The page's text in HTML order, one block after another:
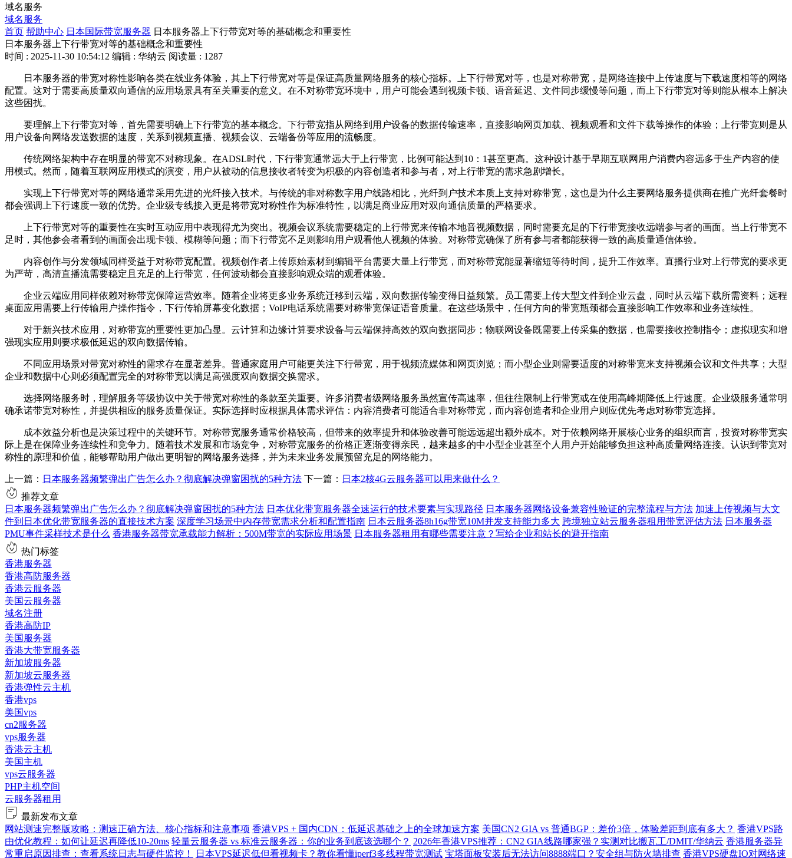
域名服务
域名服务
首页 帮助中心 日本国际带宽服务器 日本服务器上下行带宽对等的基础概念和重要性
日本服务器上下行带宽对等的基础概念和重要性
时间 : 2025-11-30 10:54:12 编辑 : 华纳云 阅读量 : 1287
日本服务器的带宽对称性影响各类在线业务体验，其上下行带宽对等是保证高质量网络服务的核心指标。上下行带宽对等，也是对称带宽，是网络连接中上传速度与下载速度相等的网络
配置。这对于需要高质量双向通信的应用场景具有至关重要的意义。在不对称带宽环境中，用户可能会遇到视频卡顿、语音延迟、文件同步缓慢等问题，而上下行带宽对等则能从根本上解决
这些困扰。
要理解上下行带宽对等，首先需要明确上下行带宽的基本概念。下行带宽指从网络到用户设备的数据传输速率，直接影响网页加载、视频观看和文件下载等操作的体验；上行带宽则是从
用户设备向网络发送数据的速度，关系到视频直播、视频会议、云端备份等应用的流畅度。
传统网络架构中存在明显的带宽不对称现象。在ADSL时代，下行带宽通常远大于上行带宽，比例可能达到 10 ： 1甚至更高。这种设计基于早期互联网用户消费内容远多于生产内容的使
用模式。然而，随着互联网应用模式的演变，用户从被动的信息接收者转变为积极的内容创造者和参与者，对上行带宽的需求急剧增长。
实现上下行带宽对等的网络通常采用先进的光纤接入技术。与传统的非对称数字用户线路相比，光纤到户技术本质上支持对称带宽，这也是为什么主要网络服务提供商在推广光纤套餐时
都会强调上下行速度一致的优势。企业级专线接入更是将带宽对称性作为标准特性，以满足商业应用对双向通信质量的严格要求。
上下行带宽对等的重要性在实时互动应用中表现得尤为突出。视频会议系统需要稳定的上行带宽来传输本地音视频数据，同时需要充足的下行带宽接收远端参与者的画面。当上行带宽不
足时，其他参会者看到的画面会出现卡顿、模糊等问题；而下行带宽不足则影响用户观看他人视频的体验。对称带宽确保了所有参与者都能获得一致的高质量通信体验。
内容创作与分发领域同样受益于对称带宽配置。视频创作者上传原始素材到编辑平台需要大量上行带宽，而对称带宽能显著缩短等待时间，提升工作效率。直播行业对上行带宽的要求更
为严苛，高清直播流需要稳定且充足的上行带宽，任何波动都会直接影响观众端的观看体验。
企业云端应用同样依赖对称带宽保障运营效率。随着企业将更多业务系统迁移到云端，双向数据传输变得日益频繁。员工需要上传大型文件到企业云盘，同时从云端下载所需资料；远程
桌面应用需要上行传输用户操作指令，下行传输屏幕变化数据； VoIP电话系统需要对称带宽保证语音质量。在这些场景中，任何方向的带宽瓶颈都会直接影响工作效率和业务连续性。
对于新兴技术应用，对称带宽的重要性更加凸显。云计算和边缘计算要求设备与云端保持高效的双向数据同步；物联网设备既需要上传采集的数据，也需要接收控制指令；虚拟现实和增
强现实应用则要求极低延迟的双向数据传输。
不同应用场景对带宽对称性的需求存在显著差异。普通家庭用户可能更关注下行带宽，用于视频流媒体和网页浏览；而小型企业则需要适度的对称带宽来支持视频会议和文件共享；大型
企业和数据中心则必须配置完全的对称带宽以满足高强度双向数据交换需求。
选择网络服务时，理解服务等级协议中关于带宽对称性的条款至关重要。许多消费者级网络服务虽然宣传高速率，但往往限制上行带宽或在使用高峰期降低上行速度。企业级服务通常明
确承诺带宽对称性，并提供相应的服务质量保证。实际选择时应根据具体需求评估：内容消费者可能适合非对称带宽，而内容创造者和企业用户则应优先考虑对称带宽选择。
成本效益分析也是决策过程中的关键环节。对称带宽服务通常价格较高，但带来的效率提升和体验改善可能远远超出额外成本。对于依赖网络开展核心业务的组织而言，投资对称带宽实
际上是在保障业务连续性和竞争力。随着技术发展和市场竞争，对称带宽服务的价格正逐渐变得亲民，越来越多的中小型企业甚至个人用户开始能够负担这种高质量网络连接。认识到带宽对
称性的原理和价值，能够帮助用户做出更明智的网络服务选择，并为未来业务发展预留充足的网络能力。
上一篇： 日本服务器频繁弹出广告怎么办？彻底解决弹窗困扰的5种方法 下一篇： 日本2核4G云服务器可以用来做什么？
推荐文章
日本服务器频繁弹出广告怎么办？彻底解决弹窗困扰的5种方法 日本优化带宽服务器全速运行的技术要素与实现路径 日本服务器网络设备兼容性验证的完整流程与方法 加速上传视频与大文
件到日本优化带宽服务器的直接技术方案 深度学习场景中内存带宽需求分析和配置指南 日本云服务器8h16g带宽10M并发支持能力多大 跨境独立站云服务器租用带宽评估方法 日本服务器
PMU事件采样技术是什么 香港服务器带宽承载能力解析：500M带宽的实际应用场景 日本服务器租用有哪些需要注意？写给企业和站长的避开指南
热门标签
香港服务器
香港高防服务器
香港云服务器
美国云服务器
域名注册
香港高防IP
美国服务器
香港大带宽服务器
新加坡服务器
新加坡云服务器
香港弹性云主机
香港vps
美国vps
cn2服务器
vps服务器
香港云主机
美国主机
vps云服务器
PHP主机空间
云服务器租用
最新发布文章
网站测速完整版攻略：测速正确方法、核心指标和注意事项 香港VPS + 国内CDN：低延迟基础之上的全球加速方案 美国CN2 GIA vs 普通BGP：差价3倍，体验差距到底有多大？ 香港VPS路
由优化教程：如何让延迟再降低10-20ms 轻量云服务器 vs 标准云服务器：你的业务到底该选哪个？ 2026年香港VPS推荐：CN2 GIA线路哪家强？实测对比搬瓦工/DMIT/华纳云 香港服务器异
常重启原因排查：查看系统日志与硬件监控！
日本VPS延迟低但看视频卡？教你看懂iperf3多线程带宽测试 宝塔面板安装后无法访问8888端口？安全组与防火墙排查 香港VPS硬盘IO对网络速